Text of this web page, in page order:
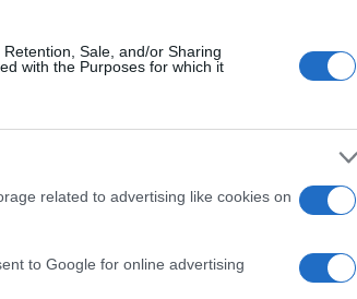
Sale, and/or Sharing
with the Purposes for which it
related to advertising like cookies on
to Google for online advertising
È questa particolare
sorprendenti, non solo
mai a quanto possa
di un progetto di
esperienza, senza
osservare e accettare noi
lo Yin Yoga lavora